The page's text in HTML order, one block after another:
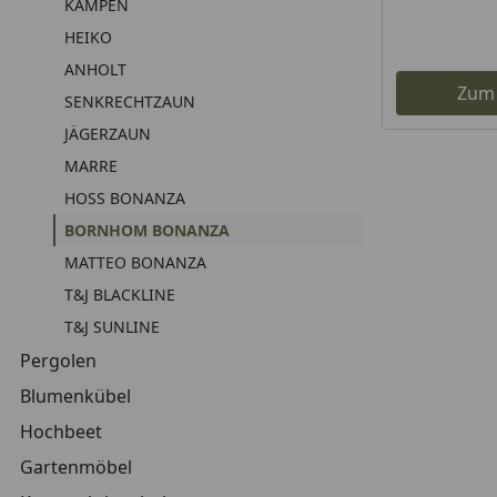
KAMPEN
HEIKO
ANHOLT
SENKRECHTZAUN
JÄGERZAUN
MARRE
HOSS BONANZA
BORNHOM BONANZA
MATTEO BONANZA
T&J BLACKLINE
T&J SUNLINE
Pergolen
Blumenkübel
Hochbeet
Gartenmöbel